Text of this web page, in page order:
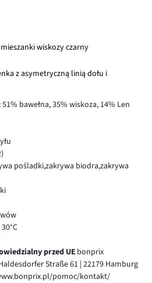
wiskozy czarny
z asymetryczną linią dołu i
bawełna, 35% wiskoza, 14% Len
pośladki,zakrywa biodra,zakrywa
przed UE bonprix
Straße 61 | 22179 Hamburg
pomoc/kontakt/